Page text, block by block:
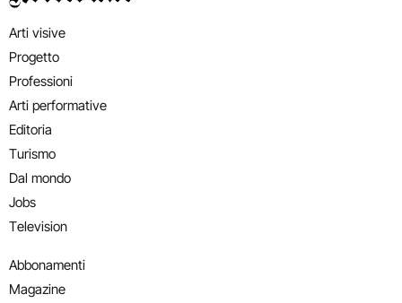
Arti visive
Progetto
Professioni
Arti performative
Editoria
Turismo
Dal mondo
Jobs
Television
Abbonamenti
Magazine